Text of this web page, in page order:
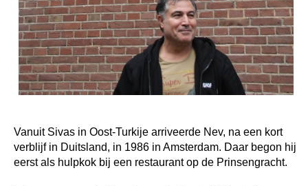
Vanuit Sivas in Oost-Turkije arriveerde Nev, na een kort
verblijf in Duitsland, in 1986 in Amsterdam. Daar begon hij
eerst als hulpkok bij een restaurant op de Prinsengracht.